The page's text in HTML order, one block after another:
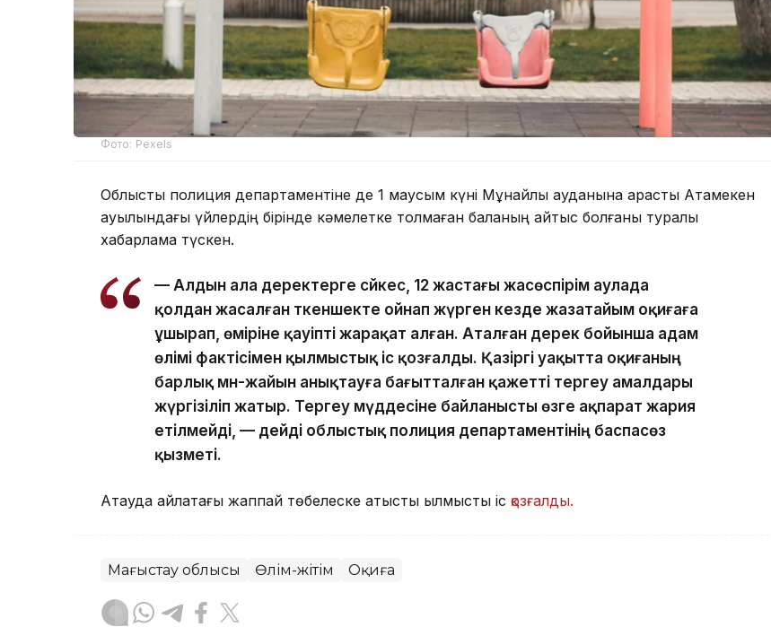
Фото: Pexels
Облыстық полиция департаментіне де 1 маусым күні Мұнайлы ауданына қарасты Атамекен
ауылындағы үйлердің бірінде кәмелетке толмаған баланың қайтыс болғаны туралы
хабарлама түскен.
— Алдын ала деректерге сәйкес, 12 жастағы жасөспірім аулада
қолдан жасалған әткеншекте ойнап жүрген кезде жазатайым оқиғаға
ұшырап, өміріне қауіпті жарақат алған. Аталған дерек бойынша адам
өлімі фактісімен қылмыстық іс қозғалды. Қазіргі уақытта оқиғаның
барлық мән-жайын анықтауға бағытталған қажетті тергеу амалдары
жүргізіліп жатыр. Тергеу мүддесіне байланысты өзге ақпарат жария
етілмейді, — дейді облыстық полиция департаментінің баспасөз
қызметі.
Ақтауда айлақтағы жаппай төбелеске қатысты қылмыстық іс қозғалды.
Маңғыстау облысы Өлім-жітім Оқиға